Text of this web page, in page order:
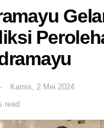
Kamis, 2 Mei 2024
read